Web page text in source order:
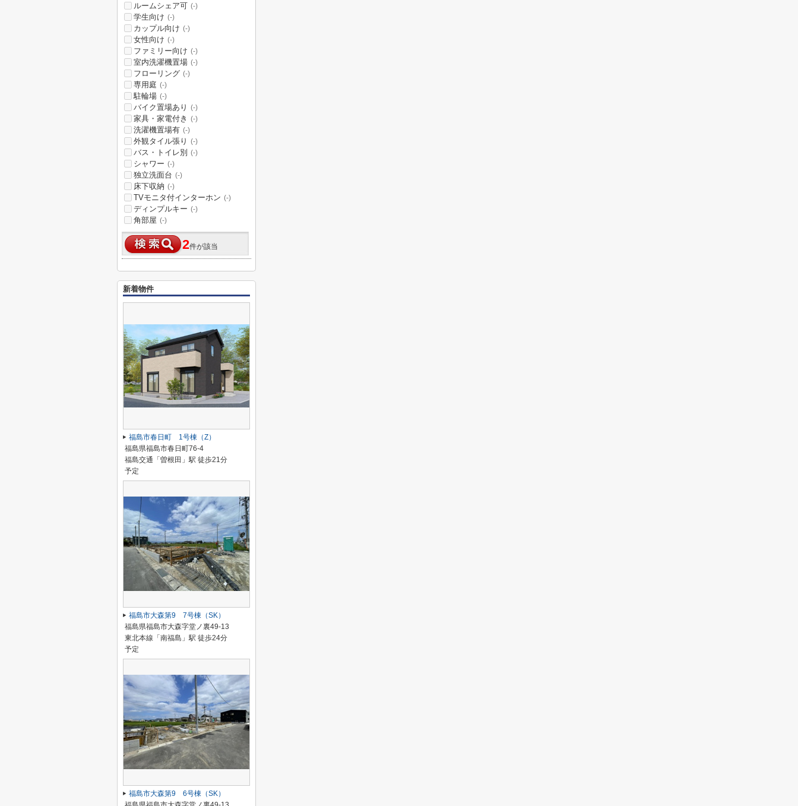
ルームシェア可 (-)
学生向け (-)
カップル向け (-)
女性向け (-)
ファミリー向け (-)
室内洗濯機置場 (-)
フローリング (-)
専用庭 (-)
駐輪場 (-)
バイク置場あり (-)
家具・家電付き (-)
洗濯機置場有 (-)
外観タイル張り (-)
バス・トイレ別 (-)
シャワー (-)
独立洗面台 (-)
床下収納 (-)
TVモニタ付インターホン (-)
ディンプルキー (-)
角部屋 (-)
2件が該当
新着物件
福島市春日町 1号棟（Z）
福島県福島市春日町76-4
福島交通「曽根田」駅 徒歩21分
予定
福島市大森第9 7号棟（SK）
福島県福島市大森字堂ノ裏49-13
東北本線「南福島」駅 徒歩24分
予定
福島市大森第9 6号棟（SK）